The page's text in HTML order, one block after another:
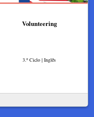
Volunteering
3.º Ciclo | Inglês